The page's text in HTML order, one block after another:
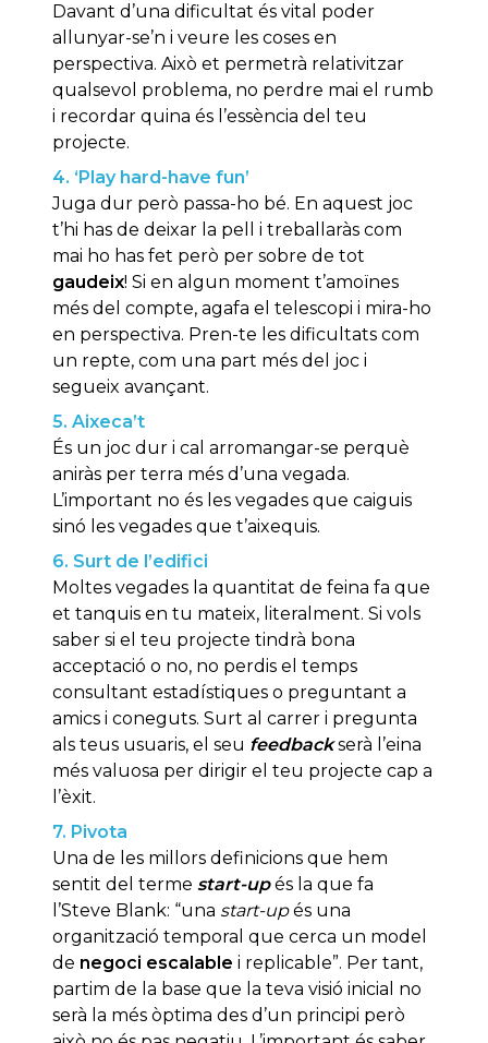
Davant d’una dificultat és vital poder
allunyar-se’n i veure les coses en
perspectiva. Això et permetrà relativitzar
qualsevol problema, no perdre mai el rumb
i recordar quina és l’essència del teu
projecte.
4. ‘Play hard-have fun’
Juga dur però passa-ho bé. En aquest joc
t’hi has de deixar la pell i treballaràs com
mai ho has fet però per sobre de tot
gaudeix! Si en algun moment t’amoïnes
més del compte, agafa el telescopi i mira-ho
en perspectiva. Pren-te les dificultats com
un repte, com una part més del joc i
segueix avançant.
5. Aixeca’t
És un joc dur i cal arromangar-se perquè
aniràs per terra més d’una vegada.
L’important no és les vegades que caiguis
sinó les vegades que t’aixequis.
6. Surt de l’edifici
Moltes vegades la quantitat de feina fa que
et tanquis en tu mateix, literalment. Si vols
saber si el teu projecte tindrà bona
acceptació o no, no perdis el temps
consultant estadístiques o preguntant a
amics i coneguts. Surt al carrer i pregunta
als teus usuaris, el seu feedbackserà l’eina
més valuosa per dirigir el teu projecte cap a
l’èxit.
7. Pivota
Una de les millors definicions que hem
sentit del terme start-up és la que fa
l’Steve Blank: “una start-upés una
organització temporal que cerca un model
de negoci escalable i replicable”. Per tant,
partim de la base que la teva visió inicial no
serà la més òptima des d’un principi però